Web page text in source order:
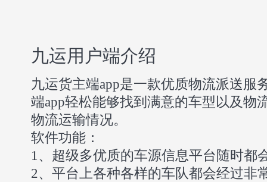
九运用户端介绍
九运货主端app是一款优质物流派送服
端app轻松能够找到满意的车型以及物
物流运输情况。
软件功能：
1、超级多优质的车源信息平台随时都
2、平台上各种各样的车队都会经过非